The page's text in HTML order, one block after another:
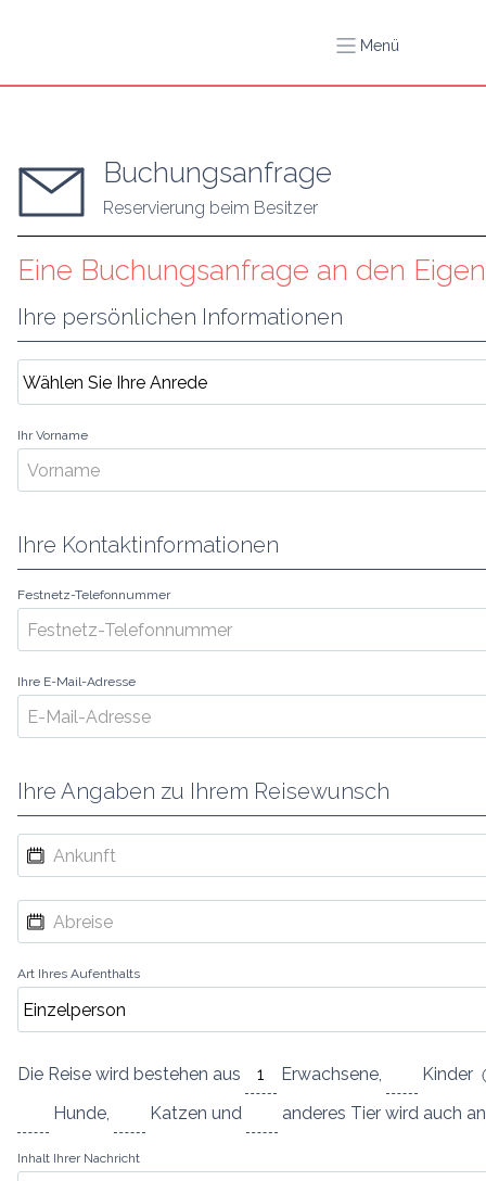
Menü
Buchungsanfrage
Reservierung beim Besitzer
Eine Buchungsanfrage an den
Ihre persönlichen Informationen
Ihr Vorname
Ihre Kontaktinformationen
Festnetz-Telefonnummer
Ihre E-Mail-Adresse
Ihre Angaben zu Ihrem Reisewunsch
Art Ihres Aufenthalts
Die Reise wird bestehen aus Erwachsene,
Kinder
Hunde, Katzen und anderes Tier wird auch
Inhalt Ihrer Nachricht